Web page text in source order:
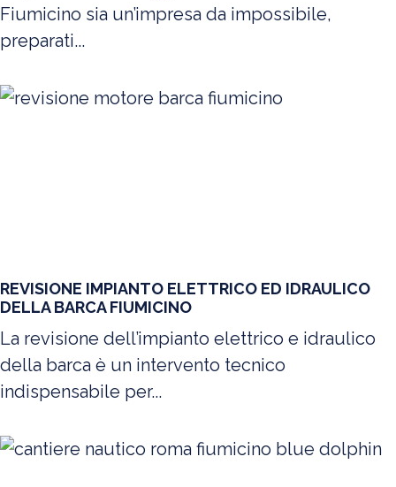
Fiumicino sia un’impresa da impossibile,
preparati...
REVISIONE IMPIANTO ELETTRICO ED IDRAULICO
DELLA BARCA FIUMICINO
La revisione dell’impianto elettrico e idraulico
della barca è un intervento tecnico
indispensabile per...